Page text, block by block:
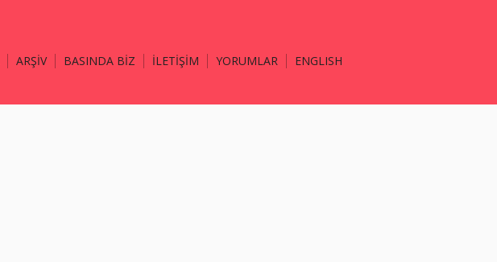
ARŞİV BASINDA BİZ İLETİŞİM YORUMLAR ENGLISH